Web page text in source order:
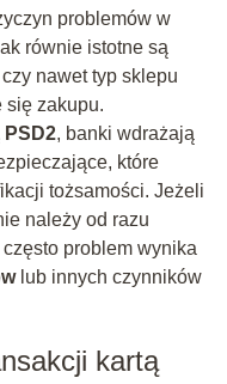
problemów w
równie istotne są
nawet typ sklepu
się zakupu.
, banki wdrażają
które
tożsamości. Jeżeli
należy od razu
problem wynika
lub innych czynników
kartą